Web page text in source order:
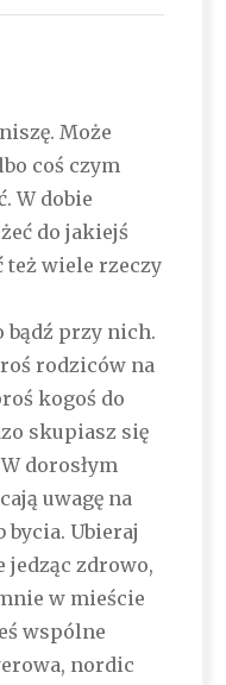
Może
coś czym
W dobie
do jakiejś
wiele rzeczy
bądź przy nich.
rodziców na
kogoś do
skupiasz się
dorosłym
uwagę na
bycia. Ubieraj
jedząc zdrowo,
w mieście
wspólne
nordic